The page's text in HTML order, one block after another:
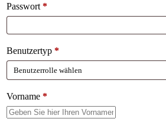
Passwort *
Benutzertyp *
Vorname *